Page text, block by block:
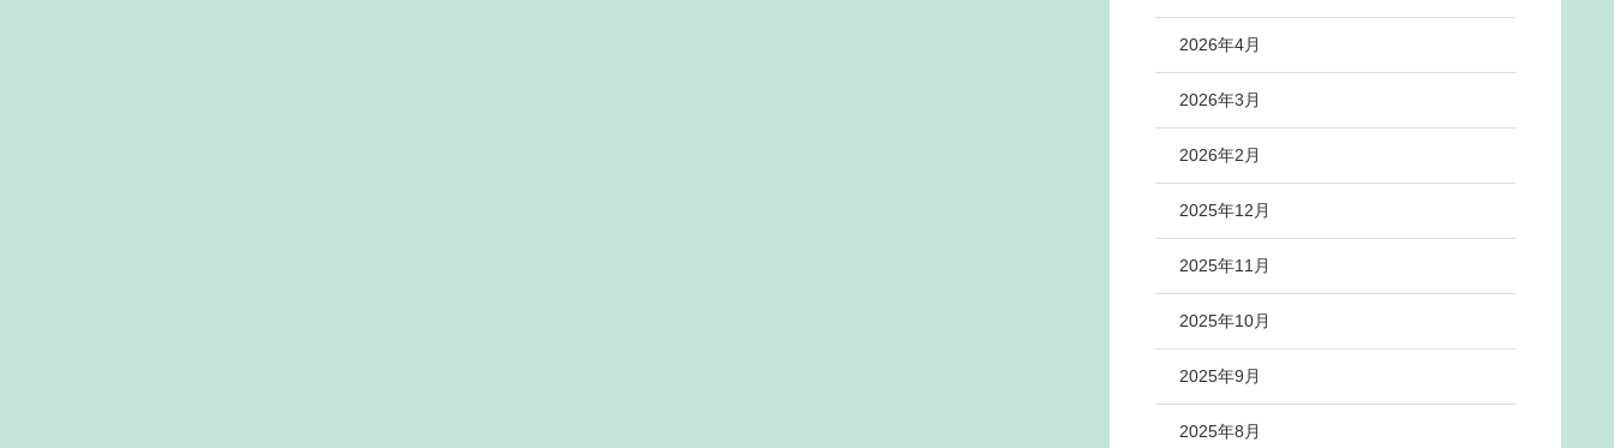
2026年4月
2026年3月
2026年2月
2025年12月
2025年11月
2025年10月
2025年9月
2025年8月